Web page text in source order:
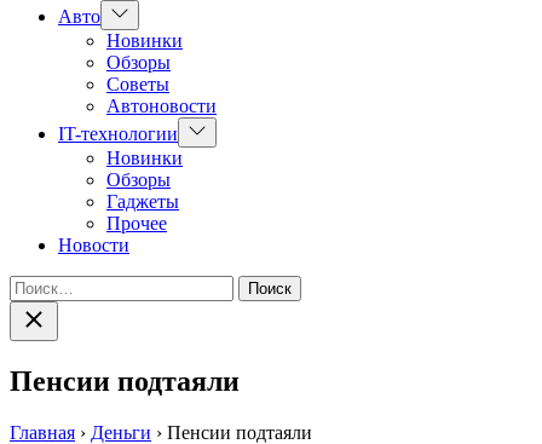
Авто Показать
подменю
Новинки
Обзоры
Советы
Автоновости
IT-технологии
Показать
подменю
Новинки
Обзоры
Гаджеты
Прочее
Новости
Найти:
Закрыть
поиск
Пенсии подтаяли
Главная › Деньги › Пенсии подтаяли